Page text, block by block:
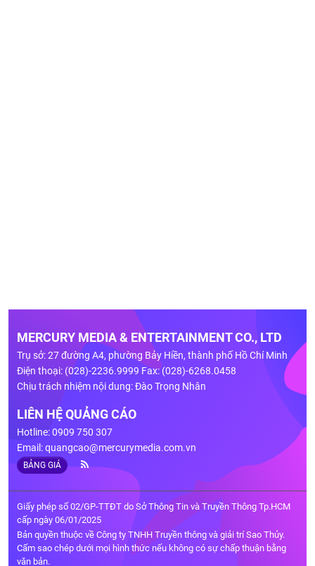
MERCURY MEDIA & ENTERTAINMENT CO., LTD
Trụ sở: 27 đường A4, phường Bảy Hiền, thành phố Hồ Chí Minh
Điện thoại: (028)-2236.9999 Fax: (028)-6268.0458
Chịu trách nhiệm nội dung: Đào Trọng Nhân
LIÊN HỆ QUẢNG CÁO
Hotline: 0909 750 307
Email:quangcao@mercurymedia.com.vn
BẢNG GIÁ
Giấy phép số 02/GP-TTĐT do Sở Thông Tin và Truyền Thông Tp.HCM
cấp ngày 06/01/2025
Bản quyền thuộc về Công ty TNHH Truyền thông và giải trí Sao Thủy.
Cấm sao chép dưới mọi hình thức nếu không có sự chấp thuận bằng
văn bản.